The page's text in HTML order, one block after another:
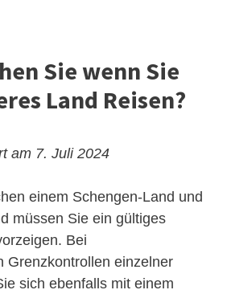
Sie wenn Sie
Land Reisen?
am 7. Juli 2024
einem Schengen-Land und
müssen Sie ein gültiges
Bei
Grenzkontrollen einzelner
sich ebenfalls mit einem